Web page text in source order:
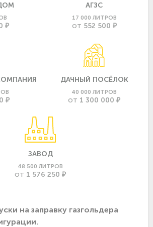
₽
АГЗС
17 000 ЛИТРОВ
ОТ 552 500 ₽
₽
ДАЧНЫЙ ПОСЁЛОК
40 000 ЛИТРОВ
ОТ 1 300 000 ₽
ЗАВОД
48 500 ЛИТРОВ
ОТ 1 576 250 ₽
нa заправку газгольдера